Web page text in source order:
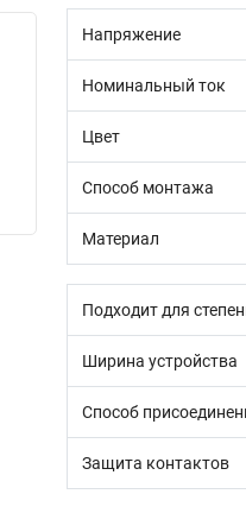
Напряжение
Номинальный ток
Цвет
Способ монтажа
Материал
Подходит для
Ширина устройства
Способ
Защита контактов